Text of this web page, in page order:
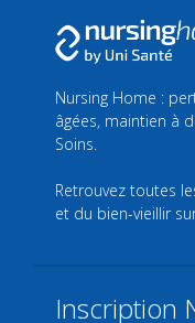
Nursing Home :
âgées, maintien à
Soins.
Retrouvez toutes
et du bien-vieillir
Inscription